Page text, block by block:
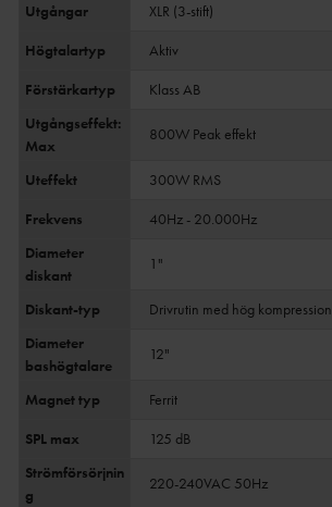
Utgångar
XLR (3-stift)
Högtalartyp
Aktiv
Förstärkartyp
Klass AB
Utgångseffekt:
Max
800W Peak effekt
Uteffekt
300W RMS
Frekvens
40Hz - 20.000Hz
Diameter
diskant
1"
Diskant-typ
Drivrutin med hög kompression
Diameter
bashögtalare
12"
Magnet typ
Ferrit
SPL max
125 dB
Strömförsörjnin
g
220-240VAC 50Hz